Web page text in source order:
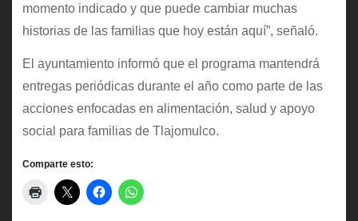
momento indicado y que puede cambiar muchas
historias de las familias que hoy están aquí”, señaló.
El ayuntamiento informó que el programa mantendrá
entregas periódicas durante el año como parte de las
acciones enfocadas en alimentación, salud y apoyo
social para familias de Tlajomulco.
Comparte esto: